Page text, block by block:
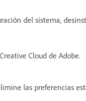
del sistema,
Cloud de Adobe.
las preferencias